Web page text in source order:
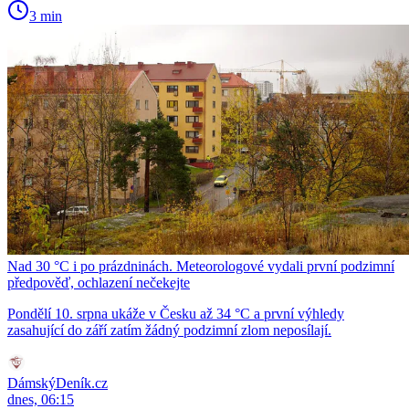
3 min
Nad 30 °C i po prázdninách. Meteorologové vydali první podzimní
předpověď, ochlazení nečekejte
Pondělí 10. srpna ukáže v Česku až 34 °C a první výhledy
zasahující do září zatím žádný podzimní zlom neposílají.
DámskýDeník.cz
dnes, 06:15